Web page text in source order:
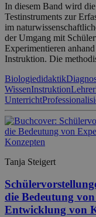
In diesem Band wird
Testinstruments zur
im
der Umgang mit
Experimentieren
Instruktion. Die
Biologiedidaktik
WissenInstruktion
Unterricht
Tanja Steigert
die Bedeutung
Entwicklung von